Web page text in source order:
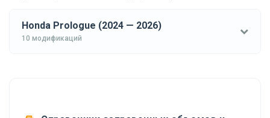
Honda Prologue (2024 — 2026)
10 модификаций